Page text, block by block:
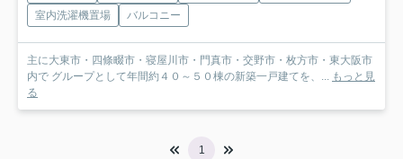
室内洗濯機置場
バルコニー
主に大東市・四條畷市・寝屋川市・門真市・交野市・枚方市・東大阪市
内で グループとして年間約４０～５０棟の新築一戸建てを、... もっと見
る
1